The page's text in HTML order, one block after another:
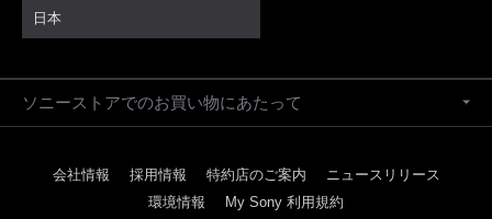
日本
ソニーストアでのお買い物にあたって
会社情報 採用情報 特約店のご案内
ニュースリリース
環境情報
My Sony 利用規約